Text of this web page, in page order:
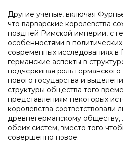
Другие ученые, включая
что варварские королевства
поздней Римской империи, с
особенностями в
современных исследованиях в
германские аспекты в
подчеркивая роль германского
нового государства и
структуры общества того
представлениям некоторых
королевства соответствовали
древнегерманскому
обеих систем, вместо того
совершенно новое.